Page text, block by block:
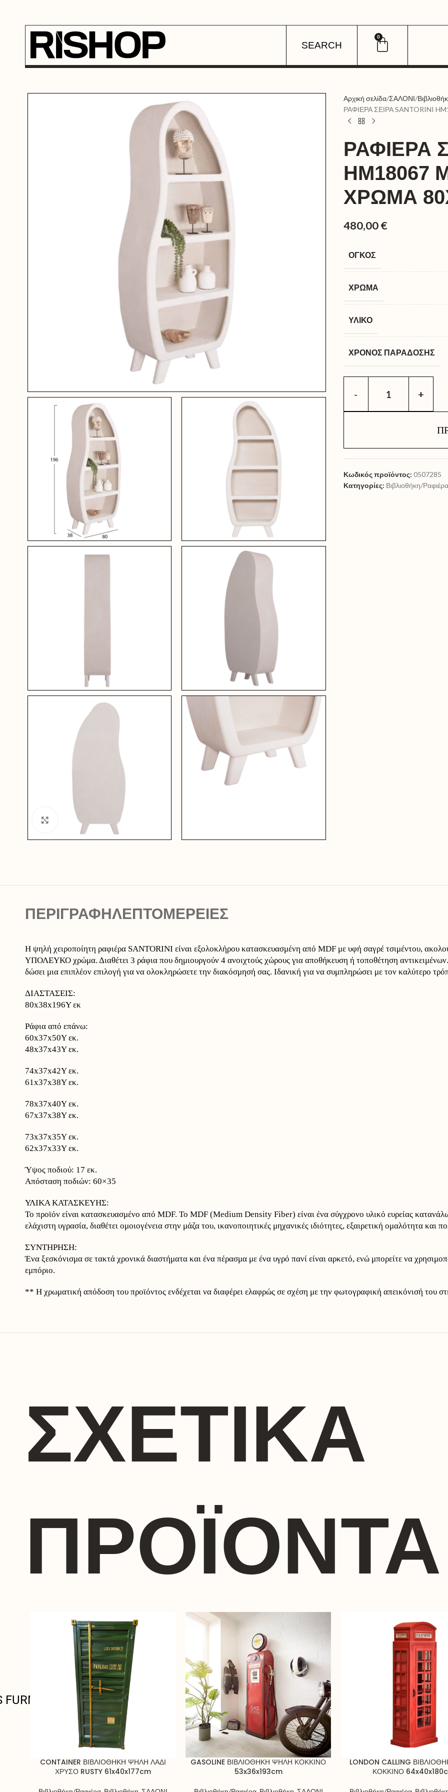
SEARCH
0
Click to enlarge
Αρχική σελίδα ΣΑΛΟΝΙ
ΡΑΦΙΕΡΑ ΣΕΙΡΑ SANTORINI
ΡΑΦΙΕΡΑ
HM18067
ΧΡΩΜΑ
480,00€
ΌΓΚΟΣ
ΧΡΏΜΑ
ΥΛΙΚΌ
ΧΡΌΝΟΣ ΠΑΡΆΔΟΣΗΣ
Κωδικός προϊόντος: 0507285
Κατηγορίες: Βιβλιοθήκη/Ραφιέρα
ΠΕΡΙΓΡΑΦΉΛΕΠΤΟΜΕΡΕΙΕΣ
Η ψηλή χειροποίητη ραφιέρα SANTORINI είναι εξολοκλήρου κατασκευασμένη από MDF με υφή σαγρέ τσιμέντου,
ΥΠΟΛΕΥΚΟ χρώμα. Διαθέτει 3 ράφια που δημιουργούν 4 ανοιχτούς χώρους για αποθήκευση ή τοποθέτηση
δώσει μια επιπλέον επιλογή για να ολοκληρώσετε την διακόσμησή σας. Ιδανική για να συμπληρώσει με τον καλύτερο
ΔΙΑΣΤΑΣΕΙΣ:
80x38x196Y εκ
Ράφια από επάνω:
60x37x50Υ εκ.
48x37x43Υ εκ.
74x37x42Υ εκ.
61x37x38Υ εκ.
78x37x40Υ εκ.
67x37x38Υ εκ.
73x37x35Υ εκ.
62x37x33Υ εκ.
Ύψος ποδιού: 17 εκ.
Απόσταση ποδιών: 60×35
ΥΛΙΚΑ ΚΑΤΑΣΚΕΥΗΣ:
Το προϊόν είναι κατασκευασμένο από MDF. Το MDF (Medium Density Fiber) είναι ένα σύγχρονο υλικό ευρείας
ελάχιστη υγρασία, διαθέτει ομοιογένεια στην μάζα του, ικανοποιητικές μηχανικές ιδιότητες, εξαιρετική ομαλότητα και
ΣΥΝΤΗΡΗΣΗ:
Ένα ξεσκόνισμα σε τακτά χρονικά διαστήματα και ένα πέρασμα με ένα υγρό πανί είναι αρκετό, ενώ μπορείτε να
εμπόριο.
** Η χρωματική απόδοση του προϊόντος ενδέχεται να διαφέρει ελαφρώς σε σχέση με την φωτογραφική απεικόνισή του
ΣΧΕΤΙΚΆ
ΠΡΟΪΌΝΤΑ
CONTAINER ΒΙΒΛΙΟΘΗΚΗ ΨΗΛΗ ΛΑΔΙ
ΧΡΥΣΟ RUSTY 61x40x177cm
GASOLINE ΒΙΒΛΙΟΘΗΚΗ ΨΗΛΗ ΚΟΚΚΙΝΟ
53x36x193cm
LONDON CALLING
ΚΟΚΚΙΝΟ